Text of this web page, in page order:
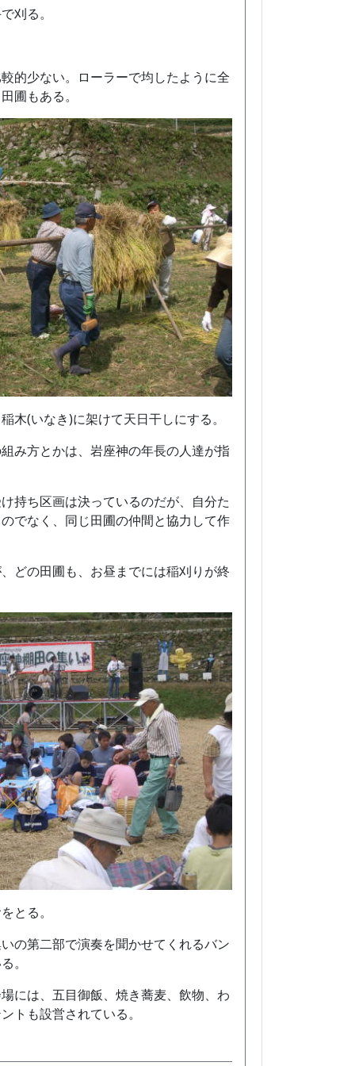
刈る。
的少ない。ローラーで均したように全
圃もある。
木(いなき)に架けて天日干しにする。
み方とかは、岩座神の年長の人達が指
持ち区画は決っているのだが、自分た
でなく、同じ田圃の仲間と協力して作
どの田圃も、お昼までには稲刈りが終
とる。
の第二部で演奏を聞かせてくれるバン
。
には、五目御飯、焼き蕎麦、飲物、わ
トも設営されている。